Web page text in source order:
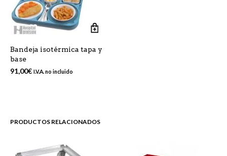
Bandeja isotérmica tapa y
base
91,00€ I.V.A. no incluido
PRODUCTOS RELACIONADOS